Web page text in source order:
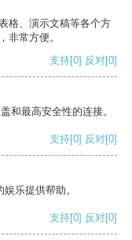
格、演示文稿等各个方
非常方便。
支持[0] 反对[0]
和最高安全性的连接。
支持[0] 反对[0]
乐提供帮助。
支持[0] 反对[0]